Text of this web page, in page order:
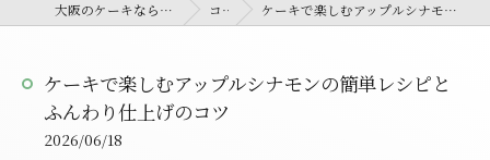
大阪のケーキならpatisserie&cafe canon コラム ケーキで楽しむアップルシナモンの簡単レシピとふんわり仕上げのコツ
ケーキで楽しむアップルシナモンの簡単レシピと
ふんわり仕上げのコツ
2026/06/18